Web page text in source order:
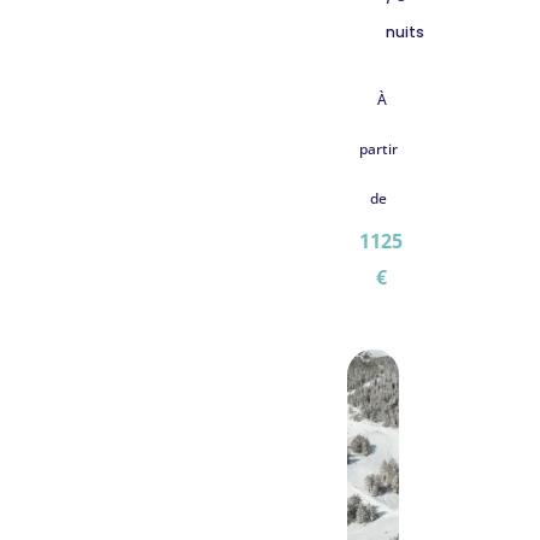
nuits
À
partir
de
1125
€